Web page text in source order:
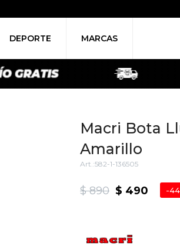
DEPORTE MARCAS
Macri Bota
Amarillo
582-1-136505
$ 490
$ 890 44